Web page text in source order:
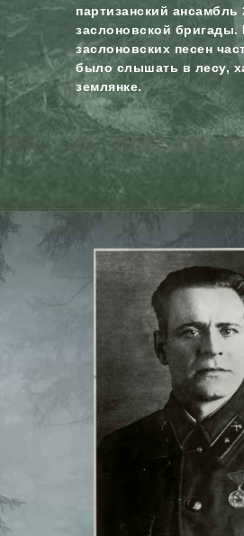
партизанский ансамбль
заслоновской бригады.
заслоновских песен
было слышать в лесу,
землянке.